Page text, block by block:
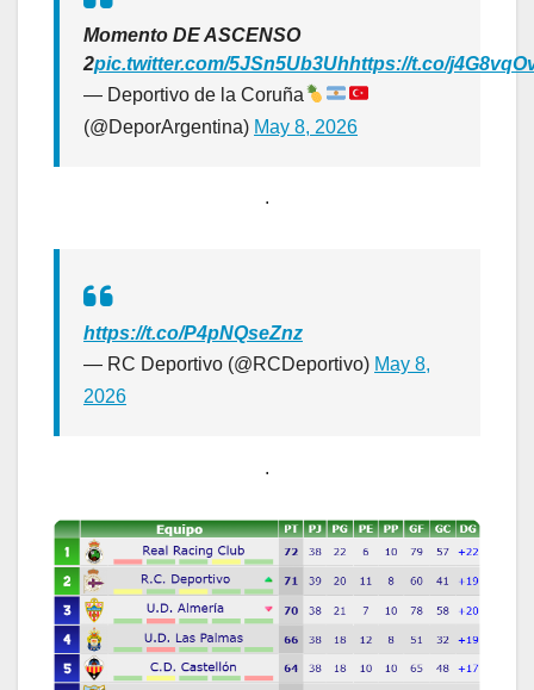
Momento DE ASCENSO
2pic.twitter.com/5JSn5Ub3Uhhttps://t.co/
— Deportivo de la Coruña
(@DeporArgentina) May 8, 2026
.
https://t.co/P4pNQseZnz
— RC Deportivo (@RCDeportivo) May 8,
2026
.